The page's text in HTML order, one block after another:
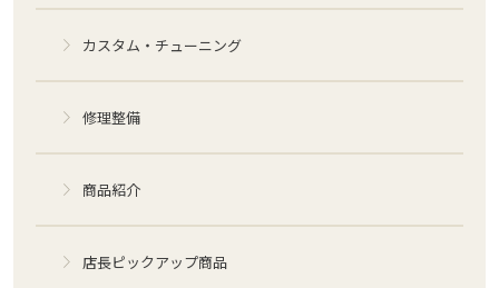
カスタム・チューニング
修理整備
商品紹介
店長ピックアップ商品